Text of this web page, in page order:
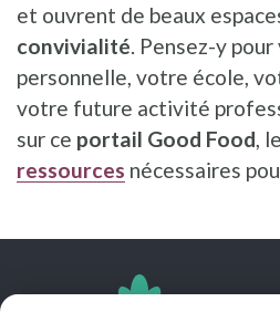
et ouvrent de beaux
convivialité . Pensez-y
personnelle, votre école,
votre future activité
sur ce portail Good Food ,
ressources nécessaires